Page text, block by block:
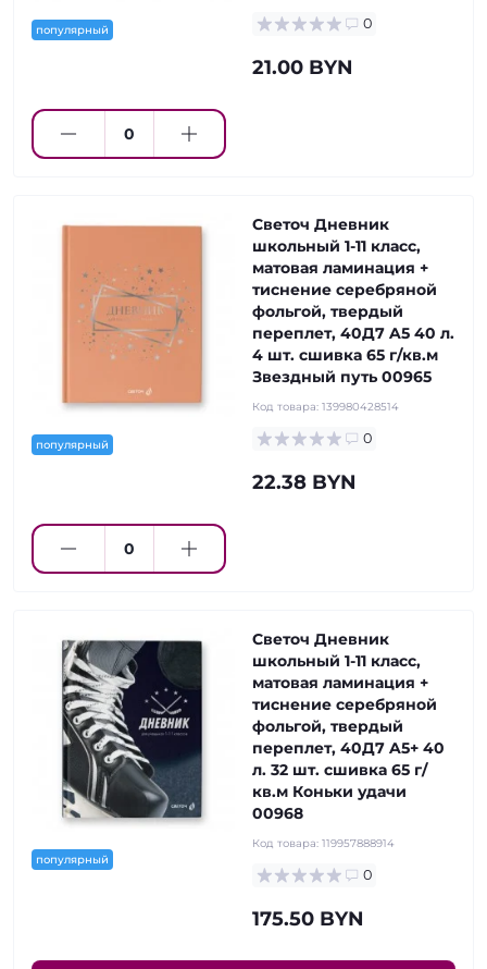
популярный 0
21.00 BYN
популярный
Светоч Дневник
школьный 1-11 класс,
матовая ламинация +
тиснение серебряной
фольгой, твердый
переплет, 40Д7 A5 40 л.
4 шт. сшивка 65 г/кв.м
Звездный путь 00965
Код товара: 139980428514
0
22.38 BYN
популярный
Светоч Дневник
школьный 1-11 класс,
матовая ламинация +
тиснение серебряной
фольгой, твердый
переплет, 40Д7 A5+ 40
л. 32 шт. сшивка 65 г/
кв.м Коньки удачи
00968
Код товара: 119957888914
0
175.50 BYN